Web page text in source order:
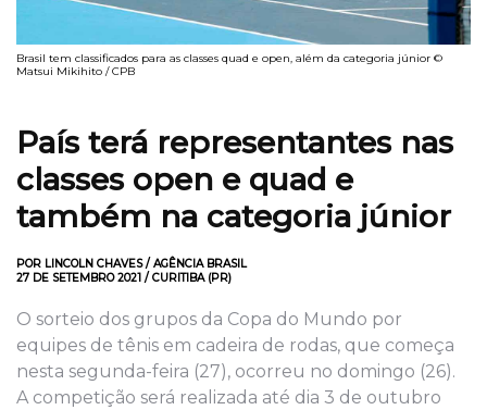
Brasil tem classificados para as classes quad e open, além da categoria júnior ©
Matsui Mikihito / CPB
País terá representantes nas
classes open e quad e
também na categoria júnior
POR LINCOLN CHAVES / AGÊNCIA BRASIL
27 DE SETEMBRO 2021 / CURITIBA (PR)
O sorteio dos grupos da Copa do Mundo por
equipes de tênis em cadeira de rodas, que começa
nesta segunda-feira (27), ocorreu no domingo (26).
A competição será realizada até dia 3 de outubro